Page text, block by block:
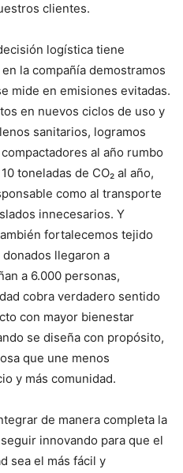
clientes.
logística tiene
la compañía demostramos
mide en emisiones evitadas.
en nuevos ciclos de uso y
sanitarios, logramos
al año rumbo
toneladas de CO₂ al año,
como al transporte
innecesarios. Y
fortalecemos tejido
llegaron a
a 6.000 personas,
cobra verdadero sentido
con mayor bienestar
se diseña con propósito,
que une menos
y más comunidad.
de manera completa la
innovando para que el
sea el más fácil y